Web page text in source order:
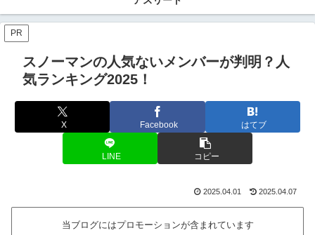
PR
スノーマンの人気ないメンバーが判明？人
気ランキング2025！
X Facebook はてブ
LINE コピー
2025.04.01 2025.04.07
当ブログにはプロモーションが含まれています